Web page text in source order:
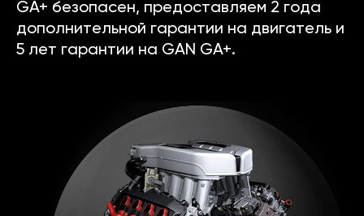
GA+ безопасен, предоставляем 2 года
дополнительной гарантии на двигатель и
5 лет гарантии на GAN GA+.